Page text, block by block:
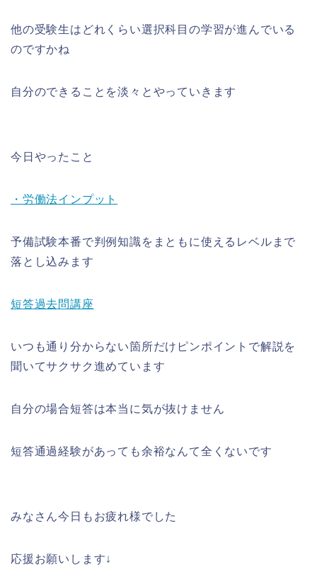
他の受験生はどれくらい選択科目の学習が進んでいる
のですかね
自分のできることを淡々とやっていきます
今日やったこと
・労働法インプット
予備試験本番で判例知識をまともに使えるレベルまで
落とし込みます
短答過去問講座
いつも通り分からない箇所だけピンポイントで解説を
聞いてサクサク進めています
自分の場合短答は本当に気が抜けません
短答通過経験があっても余裕なんて全くないです
みなさん今日もお疲れ様でした
応援お願いします↓